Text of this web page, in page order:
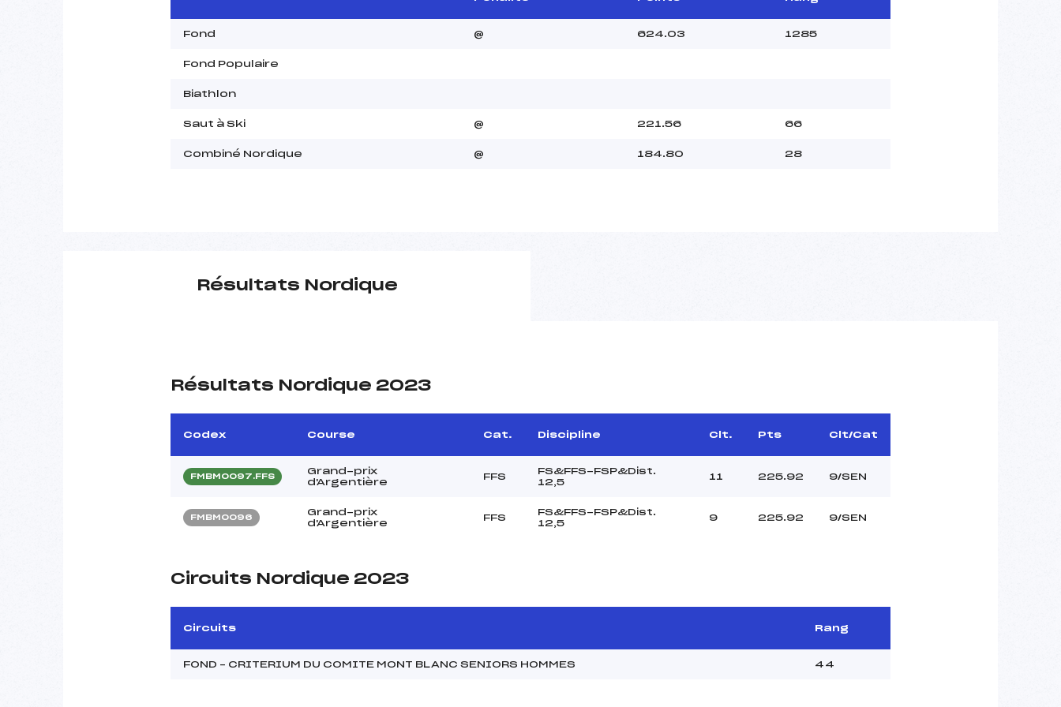
Fond @ 624.03 1285
Fond Populaire
Biathlon
Saut à Ski @ 221.56 66
Combiné Nordique @ 184.80 28
Résultats Nordique
Résultats Nordique 2023
Codex Course Cat. Discipline Clt. Pts Clt/Cat
FMBM0097.FFS
Grand-prix
d'Argentière
FFS
FS&FFS-FSP&Dist.
12,5
11 225.92 9/SEN
FMBM0096
Grand-prix
d'Argentière
FFS
FS&FFS-FSP&Dist.
12,5
9 225.92 9/SEN
Circuits Nordique 2023
Circuits Rang
FOND – CRITERIUM DU COMITE MONT BLANC SENIORS HOMMES 44